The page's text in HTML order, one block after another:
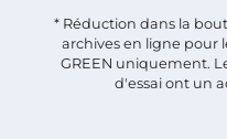
* Réduction dans la
archives en ligne pour
GREEN uniquement.
d'essai ont un